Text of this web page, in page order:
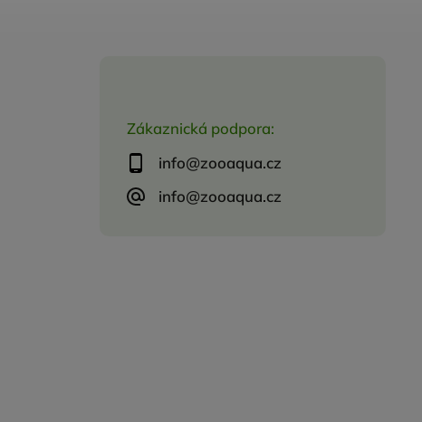
Zákaznická podpora:
info@zooaqua.cz
info@zooaqua.cz